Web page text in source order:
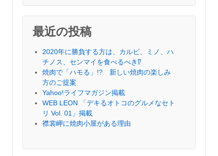
最近の投稿
2020年に勝負する方は、カルビ、ミノ、ハ
チノス、センマイを食べるべき⁉︎
焼肉で「ハモる」!? 新しい焼肉の楽しみ
方のご提案
Yahoo!ライフマガジン掲載
WEB LEON 「デキるオトコのグルメなセト
リ Vol. 01」掲載
襟裳岬に焼肉小屋がある理由